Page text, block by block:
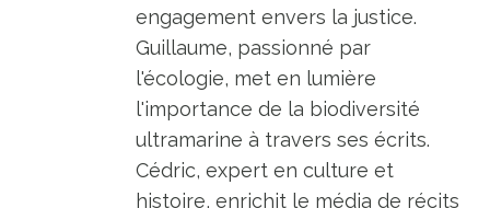
engagement envers la justice.
Guillaume, passionné par
l'écologie, met en lumière
l'importance de la biodiversité
ultramarine à travers ses écrits.
Cédric, expert en culture et
histoire, enrichit le média de récits